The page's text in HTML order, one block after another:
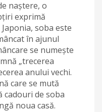
naștere, o
exprimă
soba este
în ajunul
se numește
„trecerea
anului vechi.
care se mută
de soba
noua casă.